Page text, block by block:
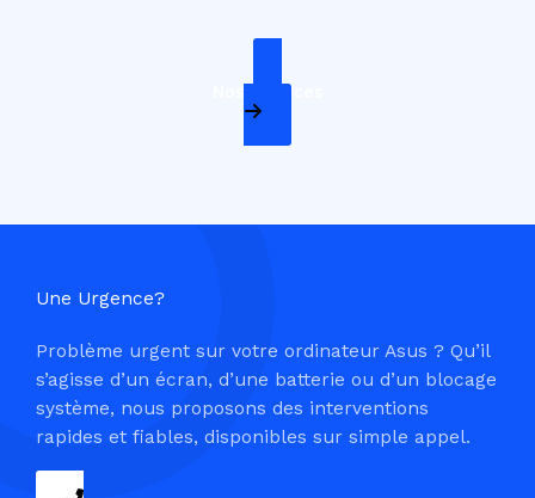
Nos Services
Une Urgence?
Problème urgent sur votre ordinateur Asus ? Qu’il
s’agisse d’un écran, d’une batterie ou d’un blocage
système, nous proposons des interventions
rapides et fiables, disponibles sur simple appel.